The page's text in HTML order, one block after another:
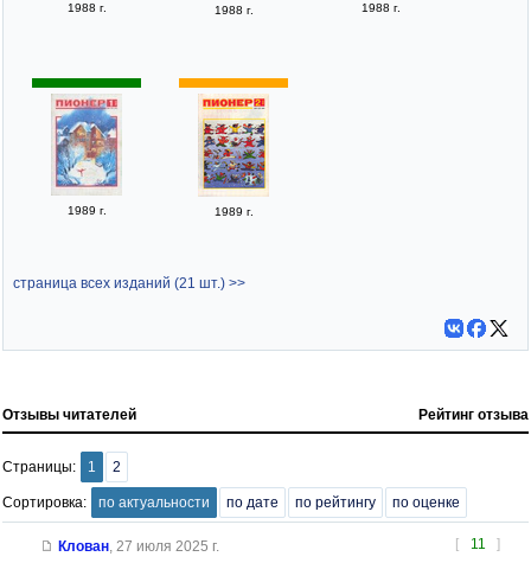
1988 г. 1988 г. 1988 г.
1989 г. 1989 г.
страница всех изданий (21 шт.) >>
Отзывы читателей Рейтинг отзыва
Страницы: 1 2
Сортировка: по актуальности по дате по рейтингу по оценке
[ 11 ]
Клован, 27 июля 2025 г.